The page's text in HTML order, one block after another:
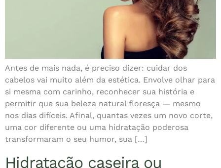
Antes de mais nada, é preciso dizer: cuidar dos
cabelos vai muito além da estética. Envolve olhar para
si mesma com carinho, reconhecer sua história e
permitir que sua beleza natural floresça — mesmo
nos dias difíceis. Afinal, quantas vezes um novo corte,
uma cor diferente ou uma hidratação poderosa
transformaram o seu humor, sua […]
Hidratação caseira ou